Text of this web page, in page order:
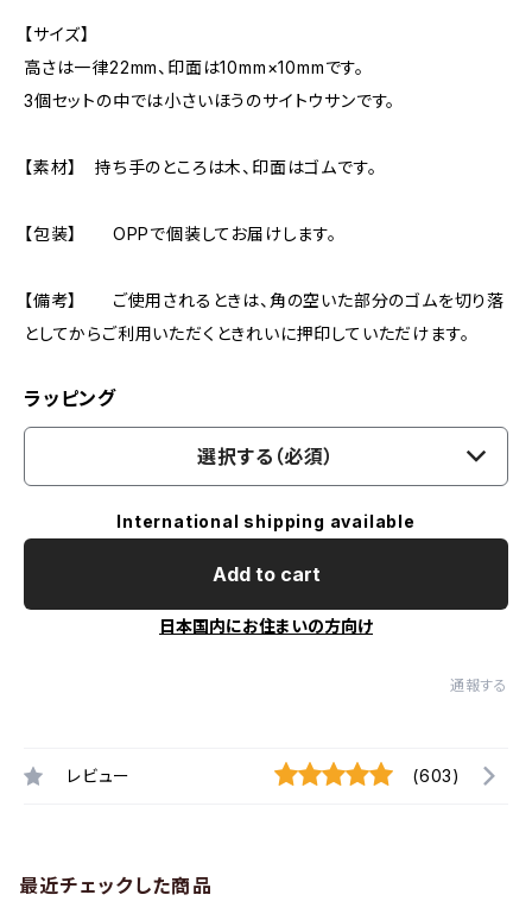
【サイズ】
高さは一律22mm、印面は10mm×10mmです。
3個セットの中では小さいほうのサイトウサンです。
【素材】 持ち手のところは木、印面はゴムです。
【包装】 OPPで個装してお届けします。
【備考】 ご使用されるときは、角の空いた部分のゴムを切り落
としてからご利用いただくときれいに押印していただけます。
ラッピング
選択する（必須）
International shipping available
Add to cart
日本国内にお住まいの方向け
通報する
レビュー (603)
最近チェックした商品